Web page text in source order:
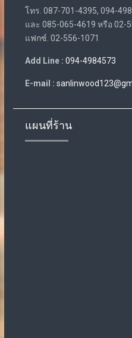
โทร. 087-701-4395, 094-
และ 085-065-4619 หรือ 02-
แฟกซ์. 02-556-1071
Add Line : 094-4984573
E-mail :
แผนที่ร้าน